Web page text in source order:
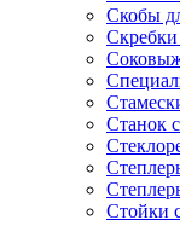
Скобы
Станок
Стойки